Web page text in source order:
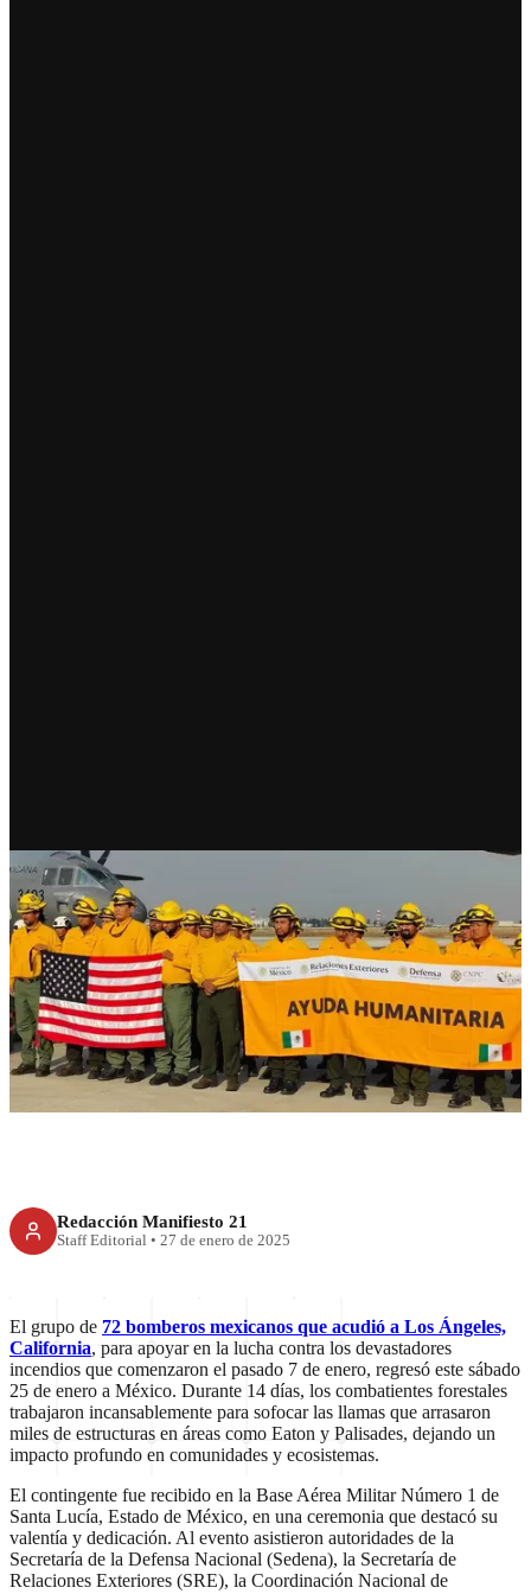
Bomberos mexicanos regresan
tras heroica misión en Los
Ángeles
Redacción Manifiesto 21
Staff Editorial • 27 de enero de 2025
El grupo de 72 bomberos mexicanos que acudió a Los Ángeles,
California, para apoyar en la lucha contra los devastadores
incendios que comenzaron el pasado 7 de enero, regresó este sábado
25 de enero a México. Durante 14 días, los combatientes forestales
trabajaron incansablemente para sofocar las llamas que arrasaron
miles de estructuras en áreas como Eaton y Palisades, dejando un
impacto profundo en comunidades y ecosistemas.
El contingente fue recibido en la Base Aérea Militar Número 1 de
Santa Lucía, Estado de México, en una ceremonia que destacó su
valentía y dedicación. Al evento asistieron autoridades de la
Secretaría de la Defensa Nacional (Sedena), la Secretaría de
Relaciones Exteriores (SRE), la Coordinación Nacional de